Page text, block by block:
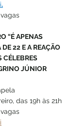
.
“É APENAS
22 E A REAÇÃO
CÉLEBRES
JÚNIOR
das 19h às 21h